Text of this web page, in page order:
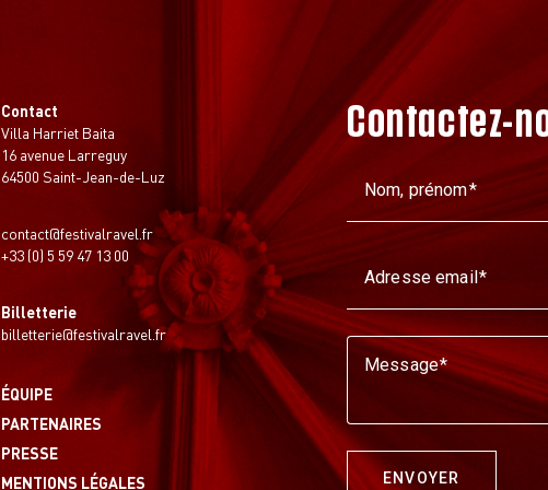
Contact
Villa Harriet Baita
16 avenue Larreguy
64500 Saint-Jean-de-Luz
contact@festivalravel.fr
+33 (0) 5 59 47 13 00
Billetterie
billetterie@festivalravel.fr
ÉQUIPE
PARTENAIRES
PRESSE
MENTIONS LÉGALES
Contactez-
Nom, prénom
Adresse email
Message
ENVOYER